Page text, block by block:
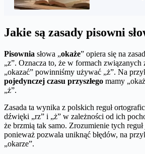
Jakie są zasady pisowni
Pisownia słowa „okaże” opiera się na
„z”. Oznacza to, że w formach związanych
„okazać” powinniśmy używać „ż”. Na
pojedynczej czasu przyszłego mamy
„ż”.
Zasada ta wynika z polskich reguł
dźwięki „rz” i „ż” w zależności od ich
że brzmią tak samo. Zrozumienie tych
ponieważ pozwala uniknąć błędów, na
„okarze”.